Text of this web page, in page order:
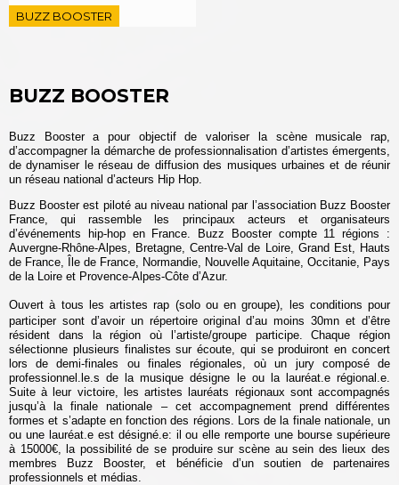
BUZZ BOOSTER
BUZZ BOOSTER
Buzz Booster a pour objectif de valoriser la scène musicale rap,
d’accompagner la démarche de professionnalisation d’artistes émergents,
de dynamiser le réseau de diffusion des musiques urbaines et de réunir
un réseau national d’acteurs Hip Hop.
Buzz Booster est piloté au niveau national par l’association Buzz Booster
France, qui rassemble les principaux acteurs et organisateurs
d’événements hip-hop en France. Buzz Booster compte 11 régions :
Auvergne-Rhône-Alpes, Bretagne, Centre-Val de Loire, Grand Est, Hauts
de France, Île de France, Normandie, Nouvelle Aquitaine, Occitanie, Pays
de la Loire et Provence-Alpes-Côte d’Azur.
Ouvert à tous les artistes rap (solo ou en groupe), les conditions pour
participer sont d’avoir un répertoire original d’au moins 30mn et d’être
résident dans la région où l’artiste/groupe participe. Chaque région
sélectionne plusieurs finalistes sur écoute, qui se produiront en concert
lors de demi-finales ou finales régionales, où un jury composé de
professionnel.le.s de la musique désigne le ou la lauréat.e régional.e.
Suite à leur victoire, les artistes lauréats régionaux sont accompagnés
jusqu’à la finale nationale – cet accompagnement prend différentes
formes et s’adapte en fonction des régions. Lors de la finale nationale, un
ou une lauréat.e est désigné.e: il ou elle remporte une bourse supérieure
à 15000€, la possibilité de se produire sur scène au sein des lieux des
membres Buzz Booster, et bénéficie d’un soutien de partenaires
professionnels et médias.